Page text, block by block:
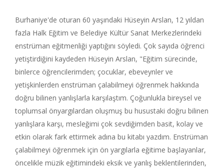
Burhaniye'de oturan 60 yaşındaki Hüseyin Arslan, 12 yıldan
fazla Halk Eğitim ve Belediye Kültür Sanat Merkezlerindeki
enstrüman eğitmenliği yaptığını söyledi. Çok sayıda öğrenci
yetiştirdiğini kaydeden Hüseyin Arslan, "Eğitim sürecinde,
binlerce öğrencilerimden; çocuklar, ebeveynler ve
yetişkinlerden enstrüman çalabilmeyi öğrenmek hakkında
doğru bilinen yanlışlarla karşılaştım. Çoğunlukla bireysel ve
toplumsal önyargılardan oluşmuş bu husustaki doğru bilinen
yanlışlara karşı, mesleğimi çok sevdiğimden basit, kolay ve
etkin olarak fark ettirmek adına bu kitabı yazdım. Enstrüman
çalabilmeyi öğrenmek için ön yargılarla eğitime başlayanlar,
öncelikle müzik eğitimindeki eksik ve yanlış beklentilerinden,